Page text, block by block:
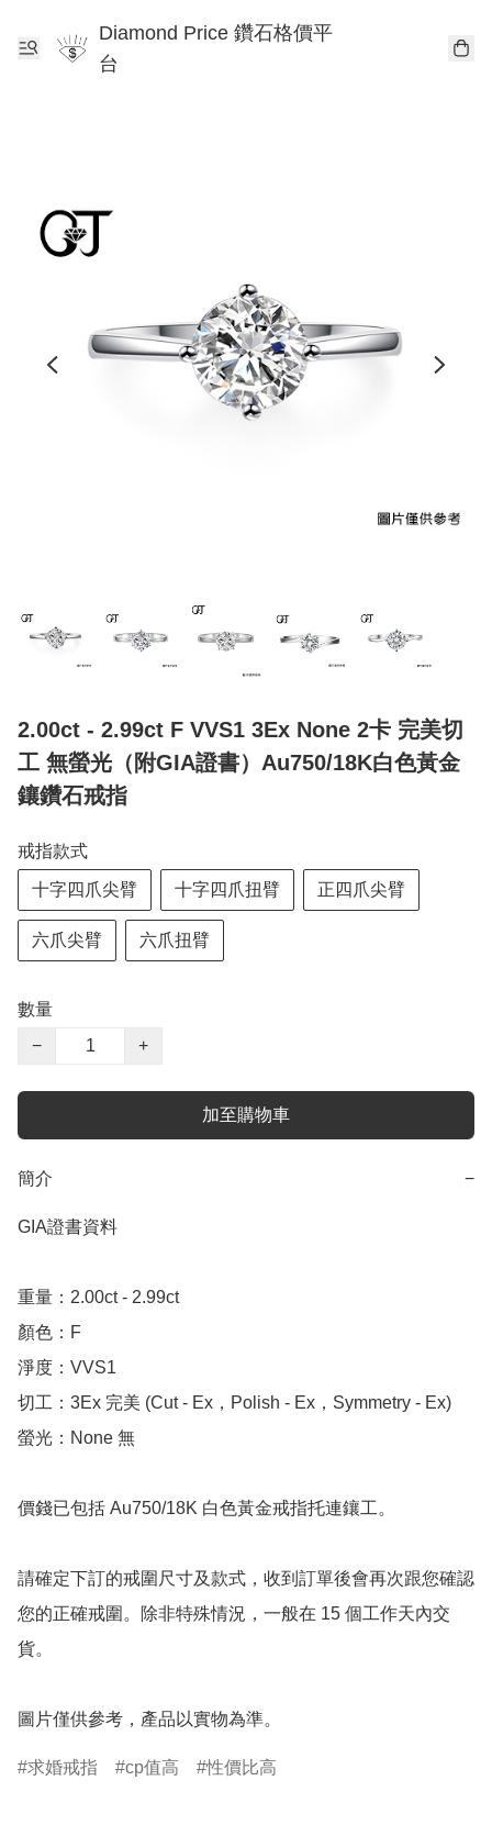
Diamond Price 鑽石格價平
台
2.00ct - 2.99ct F VVS1 3Ex None 2卡 完美切
工 無螢光（附GIA證書）Au750/18K白色黃金
鑲鑽石戒指
戒指款式
十字四爪尖臂 十字四爪扭臂 正四爪尖臂
六爪尖臂 六爪扭臂
數量
−
+
加至購物車
簡介 −
GIA證書資料
重量：2.00ct - 2.99ct
顏色：F
淨度：VVS1
切工：3Ex 完美 (Cut - Ex，Polish - Ex，Symmetry - Ex)
螢光：None 無
價錢已包括 Au750/18K 白色黃金戒指托連鑲工。
請確定下訂的戒圍尺寸及款式，收到訂單後會再次跟您確認
您的正確戒圍。除非特殊情況，一般在 15 個工作天內交
貨。
圖片僅供參考，產品以實物為準。
求婚戒指 cp值高 性價比高